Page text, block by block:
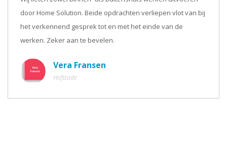
door Home Solution. Beide opdrachten verliepen vlot van bij
het verkennend gesprek tot en met het einde van de
werken. Zeker aan te bevelen.
Vera Fransen
Hofstade